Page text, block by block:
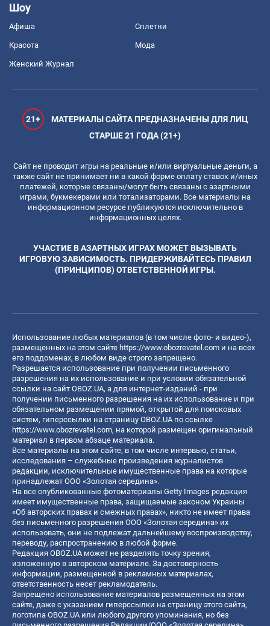
Шоу
Афиша Сплетни
Красота Мода
Женский Журнал
21+
МАТЕРИАЛЫ САЙТА ПРЕДНАЗНАЧЕНЫ ДЛЯ ЛИЦ
СТАРШЕ 21 ГОДА (21+)
Сайт не проводит игры на реальные и/или виртуальные деньги, а
также сайт не принимает ни в какой форме оплату ставок и/иных
платежей, которые связаны/могут быть связаны с азартными
играми, букмекерами или тотализаторами. Все материалы на
информационном ресурсе публикуются исключительно в
информационных целях.
УЧАСТИЕ В АЗАРТНЫХ ИГРАХ МОЖЕТ ВЫЗЫВАТЬ
ИГРОВУЮ ЗАВИСИМОСТЬ. ПРИДЕРЖИВАЙТЕСЬ ПРАВИЛ
(ПРИНЦИПОВ) ОТВЕТСТВЕННОЙ ИГРЫ.
Использование любых материалов (в том числе фото- и видео-),
размещенных на этом сайте https://www.obozrevatel.com и на всех
его поддоменах, в любом виде строго запрещено.
Разрешается использование при получении письменного
разрешения на их использование и при условии обязательной
ссылки на сайт OBOZ.UA, а для интернет-изданий - при
получении письменного разрешения на их использование и при
обязательном размещении прямой, открытой для поисковых
систем, гиперссылки на страницу OBOZ.UA по ссылке
https://www.obozrevatel.com, на которой размещен оригинальный
материал в первом абзаце материала.
Все материалы на этом сайте, в том числе интервью, статьи,
исследования – служебные произведения журналистов
редакции, исключительные имущественные права на которые
принадлежат ООО «Золотая середина».
На все опубликованные фотоматериалы Getty Images редакция
имеет имущественные права, защищаемые законом Украины
«Об авторских правах и смежных правах», никто не имеет права
без письменного разрешения ООО «Золотая середина» их
использовать, они не подлежат дальнейшему воспроизводству,
переводу, распространению в любой форме.
Редакция OBOZ.UA может не разделять точку зрения,
изложенную в авторском материале. За достоверность
информации, размещенной в рекламных материалах,
ответственность несет рекламодатель.
Запрещено использование материалов размещенных на этом
сайте, даже с указанием гиперссылки на страницу этого сайта,
логотипа OBOZ.UA или любого другого упоминания, но без